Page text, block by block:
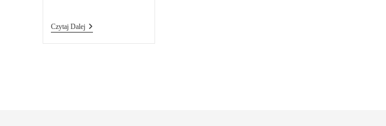
Czytaj DalejŻyczenia